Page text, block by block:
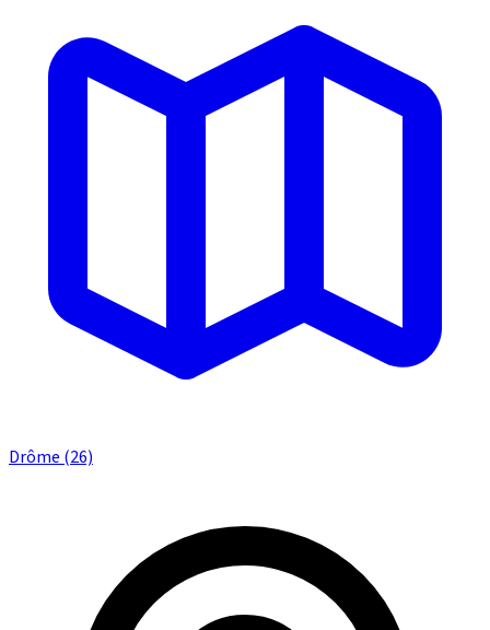
Drôme (26)